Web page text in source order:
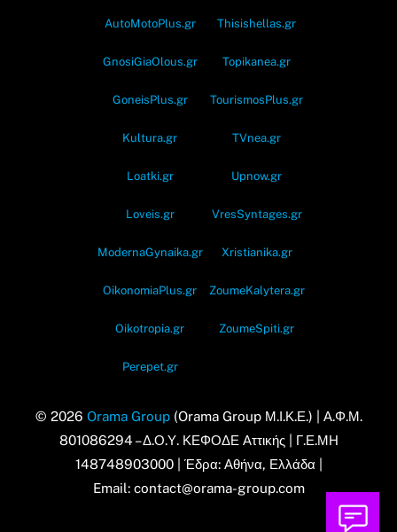
AutoMotoPlus.gr Thisishellas.gr
GnosiGiaOlous.gr Topikanea.gr
GoneisPlus.gr TourismosPlus.gr
Kultura.gr TVnea.gr
Loatki.gr Upnow.gr
Loveis.gr VresSyntages.gr
ModernaGynaika.gr Xristianika.gr
OikonomiaPlus.gr ZoumeKalytera.gr
Oikotropia.gr ZoumeSpiti.gr
Perepet.gr
© 2026 Orama Group(Orama Group Μ.Ι.Κ.Ε.) | Α.Φ.Μ.
801086294 – Δ.Ο.Υ. ΚΕΦΟΔΕ Αττικής | Γ.Ε.ΜΗ
148748903000 | Έδρα: Αθήνα, Ελλάδα |
Email: contact@orama-group.com